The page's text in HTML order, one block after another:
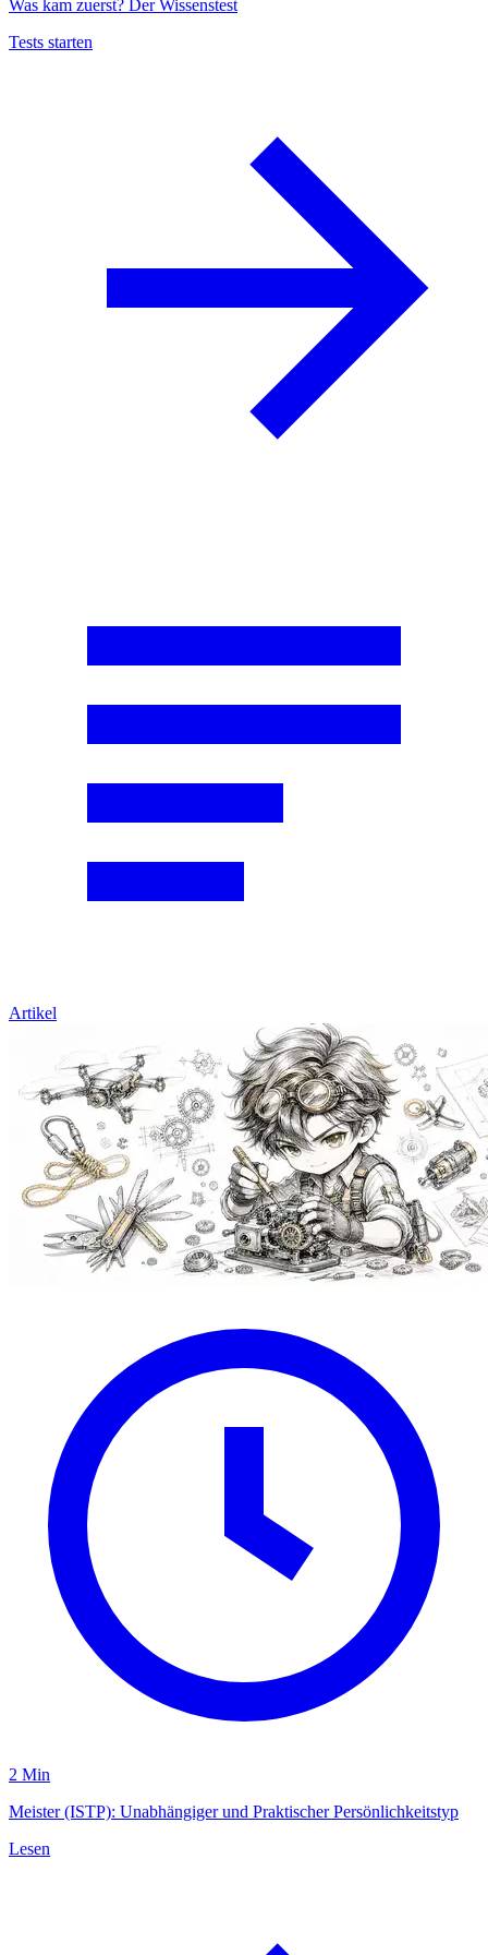
Was kam zuerst? Der Wissenstest
Tests starten
Artikel
2 Min
Meister (ISTP): Unabhängiger und Praktischer Persönlichkeitstyp
Lesen